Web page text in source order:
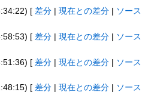
[ 差分 |現在との差分
ソース
[ 差分 |現在との差分
ソース
[ 差分 |現在との差分 | ソース
[ 差分 |現在との差分
ソース